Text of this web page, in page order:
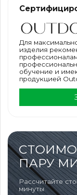
Для
изделия
обучение и
продукцией
ПАРУ
Рассчитайте
минуты